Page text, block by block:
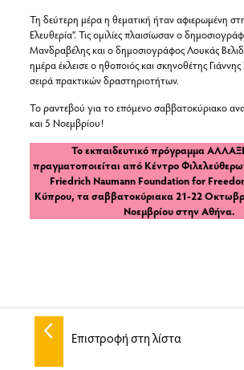
Τη δεύτερη μέρα η θεματική ήταν αφιερωμένη
Ελευθερία”. Τις ομιλίες πλαισίωσαν ο
Μανδραβέλης και ο δημοσιογράφος Λουκάς
ημέρα έκλεισε ο ηθοποιός και σκηνοθέτης
σειρά πρακτικών δραστηριοτήτων.
Το ραντεβού για το επόμενο σαββατοκύριακο
και 5 Νοεμβρίου!
Το εκπαιδευτικό πρόγραμμα
πραγματοποιείται από Κέντρο
Friedrich Naumann Foundation for
Κύπρου, τα σαββατοκύριακα 21-22
Νοεμβρίου στην Αθήνα.
Επιστροφή στη λίστα